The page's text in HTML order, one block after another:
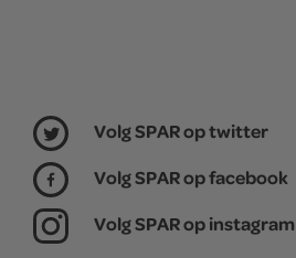
Volg SPAR op twitter
Volg SPAR op facebook
Volg SPAR op instagram